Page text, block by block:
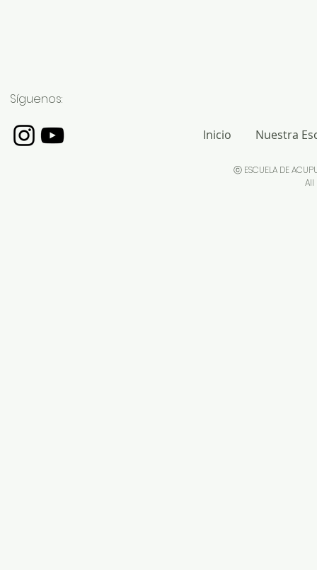
Síguenos:
Inicio Nuestra
ⓒ ESCUELA DE